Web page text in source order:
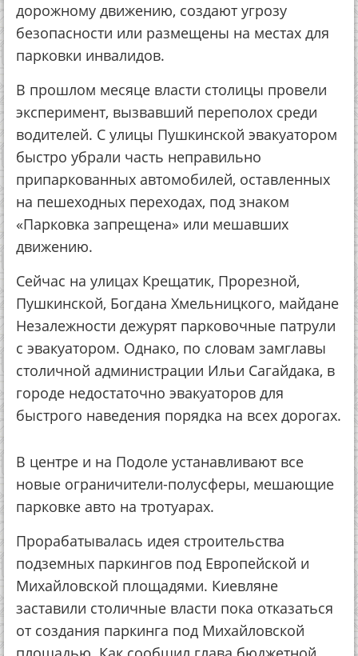
дорожному движению, создают угрозу
безопасности или размещены на местах для
парковки инвалидов.
В прошлом месяце власти столицы провели
эксперимент, вызвавший переполох среди
водителей. С улицы Пушкинской эвакуатором
быстро убрали часть неправильно
припаркованных автомобилей, оставленных
на пешеходных переходах, под знаком
«Парковка запрещена» или мешавших
движению.
Сейчас на улицах Крещатик, Прорезной,
Пушкинской, Богдана Хмельницкого, майдане
Незалежности дежурят парковочные патрули
с эвакуатором. Однако, по словам замглавы
столичной администрации Ильи Сагайдака, в
городе недостаточно эвакуаторов для
быстрого наведения порядка на всех дорогах.
В центре и на Подоле устанавливают все
новые ограничители-полусферы, мешающие
парковке авто на тротуарах.
Прорабатывалась идея строительства
подземных паркингов под Европейской и
Михайловской площадями. Киевляне
заставили столичные власти пока отказаться
от создания паркинга под Михайловской